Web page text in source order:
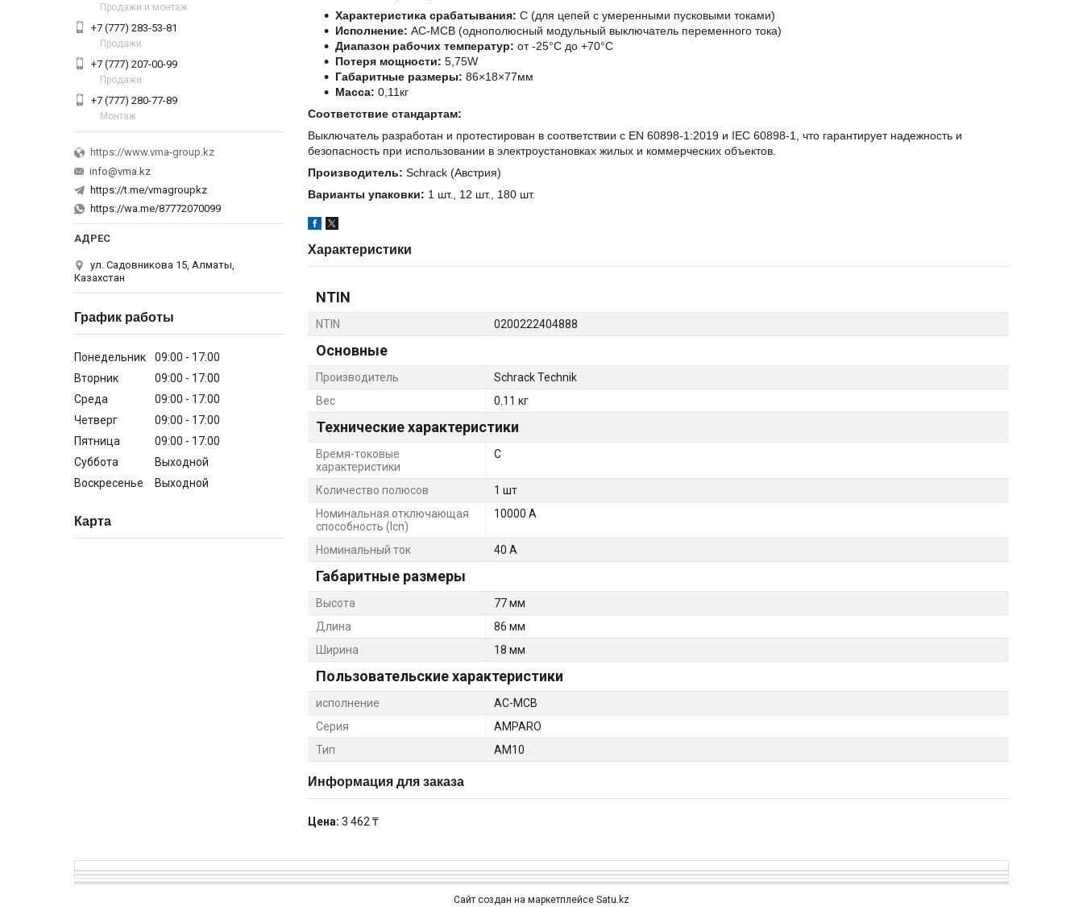
Характеристика срабатывания: C (для цепей с умеренными пусковыми токами)
Исполнение: AC-MCB (однополюсный модульный выключатель переменного тока)
Диапазон рабочих температур: от -25°C до +70°C
Потеря мощности: 5,75W
Габаритные размеры: 86×18×77мм
Масса: 0,11кг
Соответствие стандартам:
Выключатель разработан и протестирован в соответствии с EN 60898-1:2019 и IEC 60898-1, что гарантирует надежность и
безопасность при использовании в электроустановках жилых и коммерческих объектов.
Производитель: Schrack (Австрия)
Варианты упаковки: 1 шт., 12 шт., 180 шт.
Характеристики
NTIN
NTIN 0200222404888
Основные
Производитель
Schrack Technik
Вес
0.11 кг
Технические характеристики
Время-токовые
характеристики
C
Количество полюсов
1 шт
Номинальная отключающая
способность (Icn)
10000 А
Номинальный ток 40 А
Габаритные размеры
Высота
77 мм
Длина
86 мм
Ширина
18 мм
Пользовательские характеристики
исполнение
AC-MCB
Серия
AMPARO
Тип
AM10
Информация для заказа
Цена: 3 462 ₸
Продажи и монтаж
+7 (777) 283-53-81
Продажи
+7 (777) 207-00-99
Продажи
+7 (777) 280-77-89
Монтаж
https://www.vma-group.kz
info@vma.kz
https://t.me/vmagroupkz
https://wa.me/87772070099
ул. Садовникова 15, Алматы,
Казахстан
График работы
Понедельник 09:00
17:00
Вторник
09:00
17:00
Среда
09:00
17:00
Четверг
09:00
17:00
Пятница
09:00
17:00
Суббота
Выходной
Воскресенье
Выходной
Карта
Сайт создан на маркетплейсе Satu.kz